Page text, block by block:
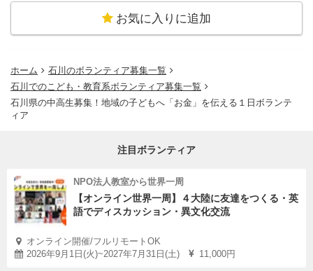
お気に入りに追加
ホーム
石川のボランティア募集一覧
石川でのこども・教育系ボランティア募集一覧
石川県の中高生募集！地域の子どもへ「お金」を伝える１日ボランテ
ィア
注目ボランティア
NPO法人教室から世界一周
【オンライン世界一周】４大陸に友達をつくる・英
語でディスカッション・異文化交流
オンライン開催/フルリモートOK
2026年9月1日(火)~2027年7月31日(土)
11,000円